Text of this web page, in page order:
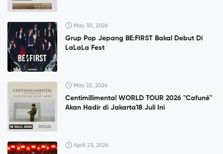
May 30, 2026
Grup Pop Jepang BE:FIRST Bakal Debut Di
LaLaLa Fest
May 22, 2026
Centimillimental WORLD TOUR 2026 "Cafuné"
Akan Hadir di Jakarta18 Juli Ini
April 23, 2026